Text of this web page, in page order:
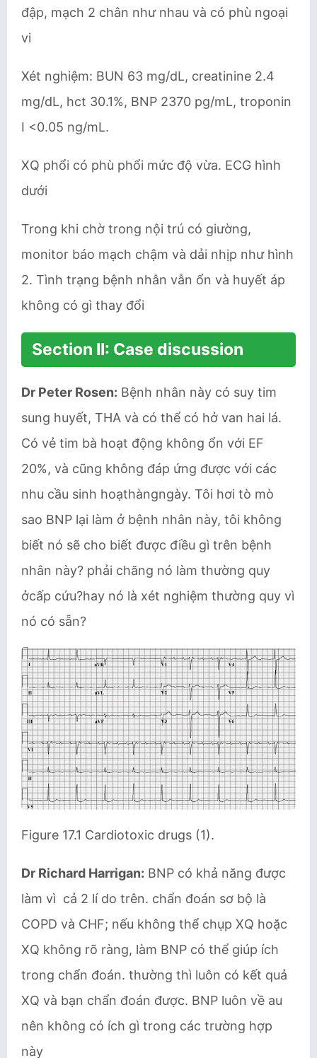
đập, mạch 2 chân như nhau và có phù ngoại
vi
Xét nghiệm: BUN 63 mg/dL, creatinine 2.4
mg/dL, hct 30.1%, BNP 2370 pg/mL, troponin
I <0.05 ng/mL.
XQ phổi có phù phổi mức độ vừa. ECG hình
dưới
Trong khi chờ trong nội trú có giường,
monitor báo mạch chậm và dải nhịp như hình
2. Tình trạng bệnh nhân vẫn ổn và huyết áp
không có gì thay đổi
Section II: Case discussion
Dr Peter Rosen: Bệnh nhân này có suy tim
sung huyết, THA và có thể có hở van hai lá.
Có vẻ tim bà hoạt động không ổn với EF
20%, và cũng không đáp ứng được với các
nhu cầu sinh hoạthàngngày. Tôi hơi tò mò
sao BNP lại làm ở bệnh nhân này, tôi không
biết nó sẽ cho biết được điều gì trên bệnh
nhân này? phải chăng nó làm thường quy
ởcấp cứu?hay nó là xét nghiệm thường quy vì
nó có sẵn?
Figure 17.1 Cardiotoxic drugs (1).
Dr Richard Harrigan: BNP có khả năng được
làm vì cả 2 lí do trên. chẩn đoán sơ bộ là
COPD và CHF; nếu không thể chụp XQ hoặc
XQ không rõ ràng, làm BNP có thể giúp ích
trong chẩn đoán. thường thì luôn có kết quả
XQ và bạn chẩn đoán được. BNP luôn về au
nên không có ích gì trong các trường hợp
này